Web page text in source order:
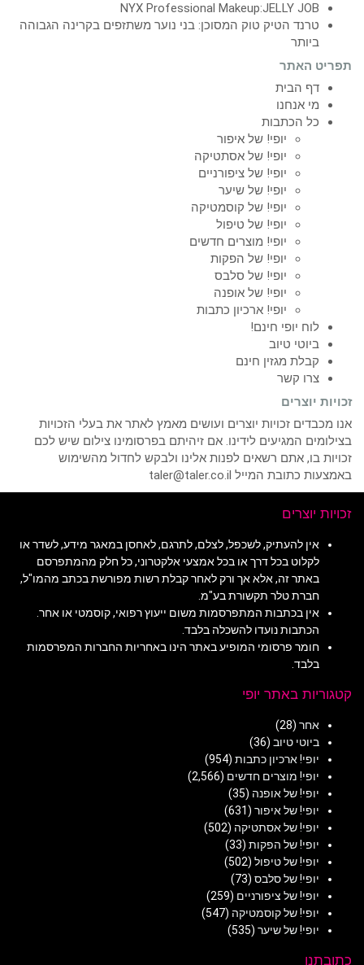
NYX Professional Makeup:JELLY JOB
טרנד הטיק טוק המסוכן: בני נוער משתזפים בקרינה הגבוהה
ביותר
תפריט האתר
דף הבית
מי אנחנו
כל הכתבות
יופי! של איפור
יופי! של אסתטיקה
יופי! של ציפורניים
יופי! של שיער
יופי! של קוסמטיקה
יופי! של טיפול
יופי! מוצרים חדשים
יופי! של הפקות
יופי! של סלבס
יופי! של אופנה
יופי! ארכיון כתבות
לוח יופי חינם!
ביוטי טיוב
קבלת מגזין חינם
צרו קשר
זכויות יוצרים
אנו מכבדים זכויות יוצרים ועושים מאמץ לאתר את בעלי הזכויות
בצילומים המגיעים לידינו. אם זיהיתם בפרסומינו צילום שיש לכם
זכויות בו, אתם רשאים לפנות אלינו ולבקש לחדול מהשימוש
באמצעות כתובת המייל taler@taler.co.il
זכויות יוצרים
אין להעתיק, לשכפל, לצלם, לתרגם, לאחסן במאגר מידע, לשדר או
לקלוט בכל דרך או בכל אמצעי אלקטרוני, כל חלק מהמתפרסם
באתר זה, אלא אך ורק לאחר קבלת רשות מפורשת בכתב מהמו"ל,
חברת טלר תקשורת בע"מ.
אין בכתבות המתפרסמות משום ייעוץ רפואי, קוסמטי או אחר.
הכתבות נועדו להשכלה בלבד.
חומר פרסומי המופיע באתר הינו באחריות החברות המפרסמות
בלבד.
קטגוריות באתר יופי
אחר (28)
ביוטי טיוב (36)
יופי! ארכיון כתבות (954)
יופי! מוצרים חדשים (2,566)
יופי! של אופנה (35)
יופי! של איפור (631)
יופי! של אסתטיקה (502)
יופי! של הפקות (33)
יופי! של טיפול (502)
יופי! של סלבס (73)
יופי! של ציפורניים (259)
יופי! של קוסמטיקה (547)
יופי! של שיער (535)
כתובתנו